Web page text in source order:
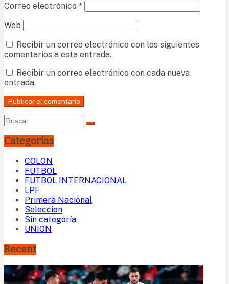
Correo electrónico *
Web
Recibir un correo electrónico con los siguientes
comentarios a esta entrada.
Recibir un correo electrónico con cada nueva
entrada.
Categorías
COLON
FUTBOL
FUTBOL INTERNACIONAL
LPF
Primera Nacional
Seleccion
Sin categoría
UNION
Recent